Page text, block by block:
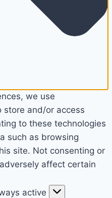
we use
store and/or access
to these technologies
such as browsing
site. Not consenting or
affect certain
active